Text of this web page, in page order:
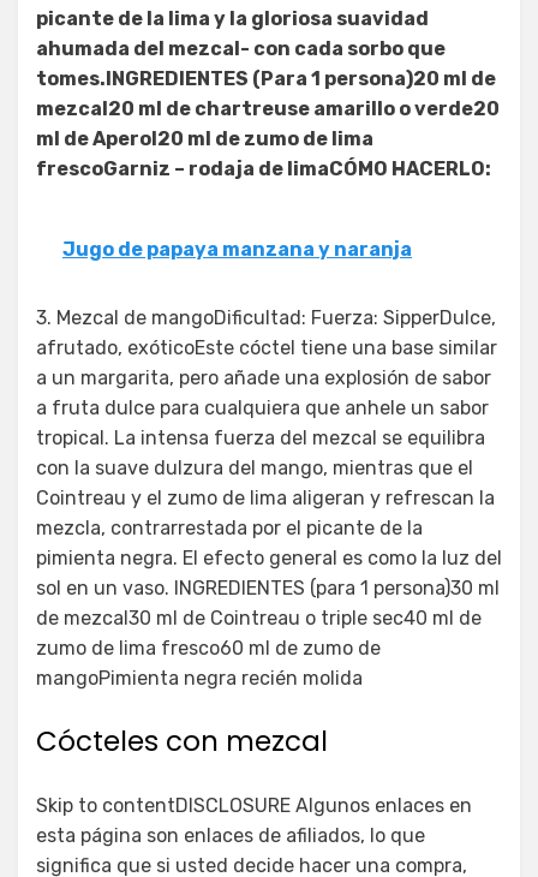
picante de la lima y la gloriosa suavidad
ahumada del mezcal- con cada sorbo que
tomes.INGREDIENTES (Para 1 persona)20 ml de
mezcal20 ml de chartreuse amarillo o verde20
ml de Aperol20 ml de zumo de lima
frescoGarniz – rodaja de limaCÓMO HACERLO:
Jugo de papaya manzana y naranja
3. Mezcal de mangoDificultad: Fuerza: SipperDulce,
afrutado, exóticoEste cóctel tiene una base similar
a un margarita, pero añade una explosión de sabor
a fruta dulce para cualquiera que anhele un sabor
tropical. La intensa fuerza del mezcal se equilibra
con la suave dulzura del mango, mientras que el
Cointreau y el zumo de lima aligeran y refrescan la
mezcla, contrarrestada por el picante de la
pimienta negra. El efecto general es como la luz del
sol en un vaso. INGREDIENTES (para 1 persona)30 ml
de mezcal30 ml de Cointreau o triple sec40 ml de
zumo de lima fresco60 ml de zumo de
mangoPimienta negra recién molida
Cócteles con mezcal
Skip to contentDISCLOSURE Algunos enlaces en
esta página son enlaces de afiliados, lo que
significa que si usted decide hacer una compra,